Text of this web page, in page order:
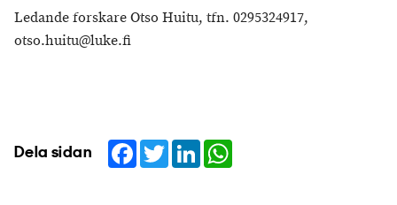
Ledande forskare Otso Huitu, tfn. 0295324917,
otso.huitu@luke.fi
Dela sidan Facebook
TwitterLinkedIn